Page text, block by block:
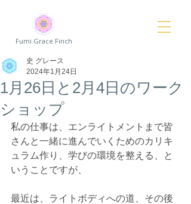
Fumi Grace Finch
1月26日と2月4日のワーク
ショップ
史 グレース
2024年1月24日
私の仕事は、エンライトメントまで皆
さんと一緒に進んでいくためのカリキ
ュラム作り、学びの環境を整える、と
いうことですが、
最近は、ライトボディへの道、その後